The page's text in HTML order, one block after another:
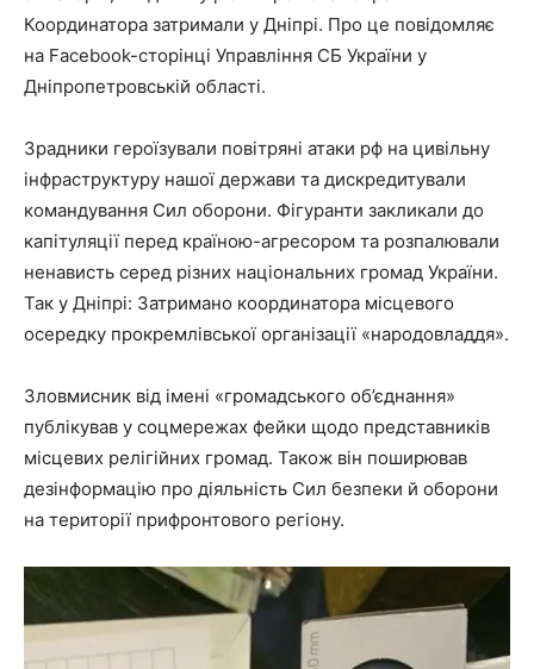
Координатора затримали у Дніпрі. Про це повідомляє
на Facebook-сторінці Управління СБ України у
Дніпропетровській області.
Зрадники героїзували повітряні атаки рф на цивільну
інфраструктуру нашої держави та дискредитували
командування Сил оборони. Фігуранти закликали до
капітуляції перед країною-агресором та розпалювали
ненависть серед різних національних громад України.
Так у Дніпрі: Затримано координатора місцевого
осередку прокремлівської організації «народовладдя».
Зловмисник від імені «громадського об’єднання»
публікував у соцмережах фейки щодо представників
місцевих релігійних громад. Також він поширював
дезінформацію про діяльність Сил безпеки й оборони
на території прифронтового регіону.